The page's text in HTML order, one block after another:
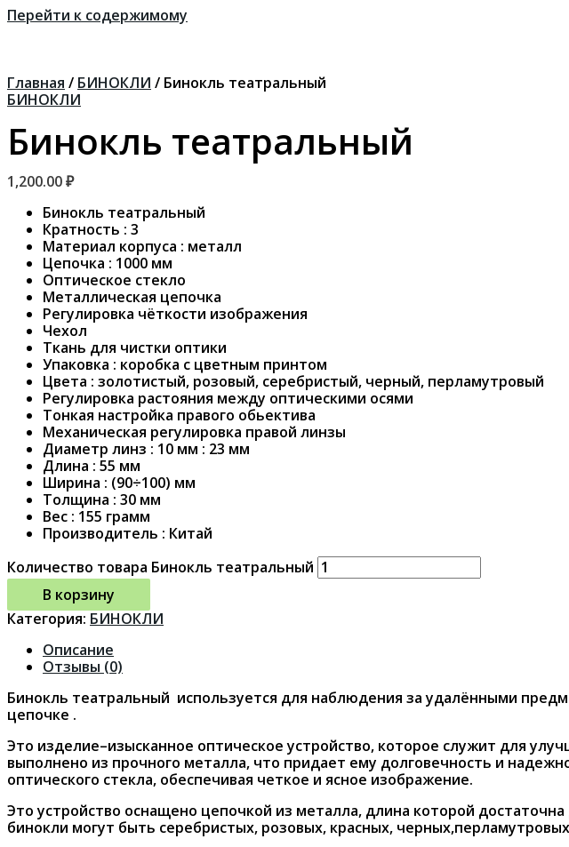
Перейти к содержимому
Главная / БИНОКЛИ / Бинокль театральный
БИНОКЛИ
Бинокль театральный
1,200.00₽
Бинокль театральный
Кратность : 3
Материал корпуса : металл
Цепочка : 1000 мм
Оптическое стекло
Металлическая цепочка
Регулировка чёткости изображения
Чехол
Ткань для чистки оптики
Упаковка : коробка с цветным принтом
Цвета : золотистый, розовый, серебристый, черный, перламутровый
Регулировка растояния между оптическими осями
Тонкая настройка правого обьектива
Механическая регулировка правой линзы
Диаметр линз : 10 мм : 23 мм
Длина : 55 мм
Ширина : (90÷100) мм
Толщина : 30 мм
Вес : 155 грамм
Производитель : Китай
Количество товара Бинокль театральный
В корзину
Категория: БИНОКЛИ
Описание
Отзывы (0)
Бинокль театральный используется для наблюдения за удалёнными
цепочке .
Это изделие–изысканное оптическое устройство, которое служит для
выполнено из прочного металла, что придает ему долговечность и
оптического стекла, обеспечивая четкое и ясное изображение.
Это устройство оснащено цепочкой из металла, длина которой
бинокли могут быть серебристых, розовых, красных,